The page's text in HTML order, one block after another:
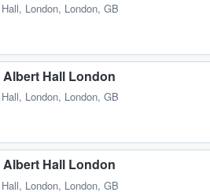
, London, London, GB
Hall London
, London, London, GB
Hall London
, London, London, GB